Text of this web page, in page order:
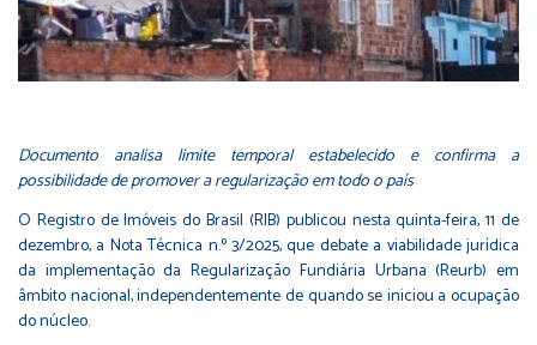
Documento analisa limite temporal estabelecido e confirma a
possibilidade de promover a regularização em todo o país
O Registro de Imóveis do Brasil (RIB) publicou nesta quinta-feira, 11 de
dezembro, a Nota Técnica n.º 3/2025, que debate a viabilidade jurídica
da implementação da Regularização Fundiária Urbana (Reurb) em
âmbito nacional, independentemente de quando se iniciou a ocupação
do núcleo.